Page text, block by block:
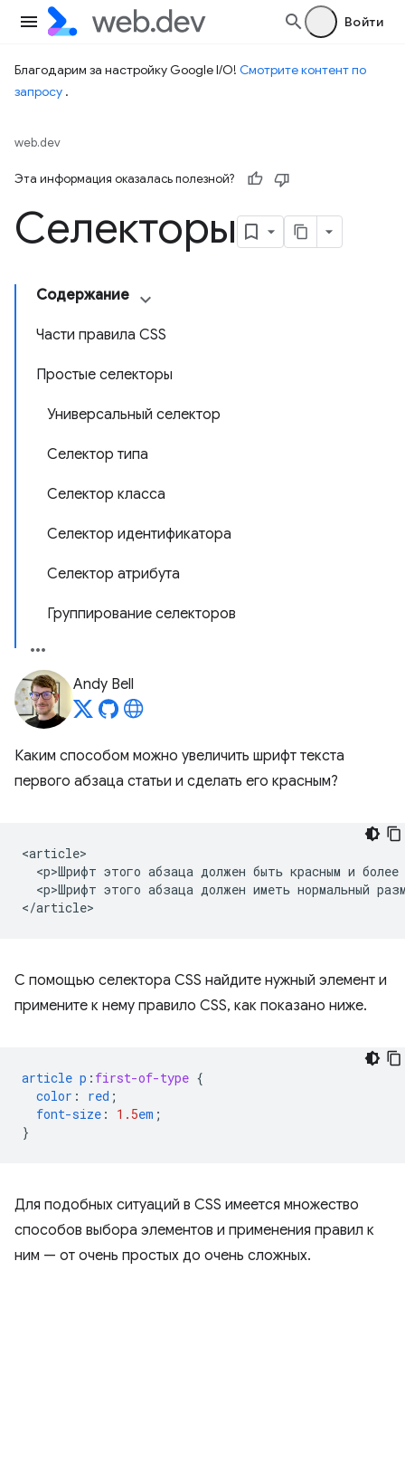
Войти
Благодарим за настройку Google I/O! Смотрите контент по
запросу .
web.dev
Эта информация оказалась полезной?
Селекторы
Содержание
Части правила CSS
Простые селекторы
Универсальный селектор
Селектор типа
Селектор класса
Селектор идентификатора
Селектор атрибута
Группирование селекторов
Andy Bell
Каким способом можно увеличить шрифт текста
первого абзаца статьи и сделать его красным?
<article>
<p>Шрифт этого абзаца должен быть красным и
<p>Шрифт этого абзаца должен иметь нормальный
С помощью селектора CSS найдите нужный элемент и
примените к нему правило CSS, как показано ниже.
article p : first-of-type {
color : red ;
font-size : 1.5em ;
}
Для подобных ситуаций в CSS имеется множество
способов выбора элементов и применения правил к
ним — от очень простых до очень сложных.